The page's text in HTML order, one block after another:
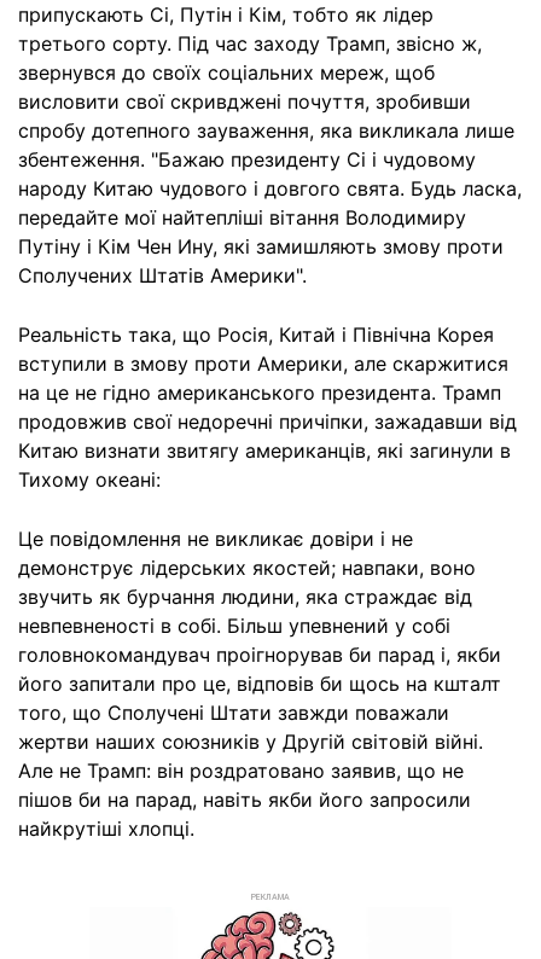
припускають Сі, Путін і Кім, тобто як лідер
третього сорту. Під час заходу Трамп, звісно ж,
звернувся до своїх соціальних мереж, щоб
висловити свої скривджені почуття, зробивши
спробу дотепного зауваження, яка викликала лише
збентеження. "Бажаю президенту Сі і чудовому
народу Китаю чудового і довгого свята. Будь ласка,
передайте мої найтепліші вітання Володимиру
Путіну і Кім Чен Ину, які замишляють змову проти
Сполучених Штатів Америки".
Реальність така, що Росія, Китай і Північна Корея
вступили в змову проти Америки, але скаржитися
на це не гідно американського президента. Трамп
продовжив свої недоречні причіпки, зажадавши від
Китаю визнати звитягу американців, які загинули в
Тихому океані:
Це повідомлення не викликає довіри і не
демонструє лідерських якостей; навпаки, воно
звучить як бурчання людини, яка страждає від
невпевненості в собі. Більш упевнений у собі
головнокомандувач проігнорував би парад і, якби
його запитали про це, відповів би щось на кшталт
того, що Сполучені Штати завжди поважали
жертви наших союзників у Другій світовій війні.
Але не Трамп: він роздратовано заявив, що не
пішов би на парад, навіть якби його запросили
найкрутіші хлопці.
РЕКЛАМА